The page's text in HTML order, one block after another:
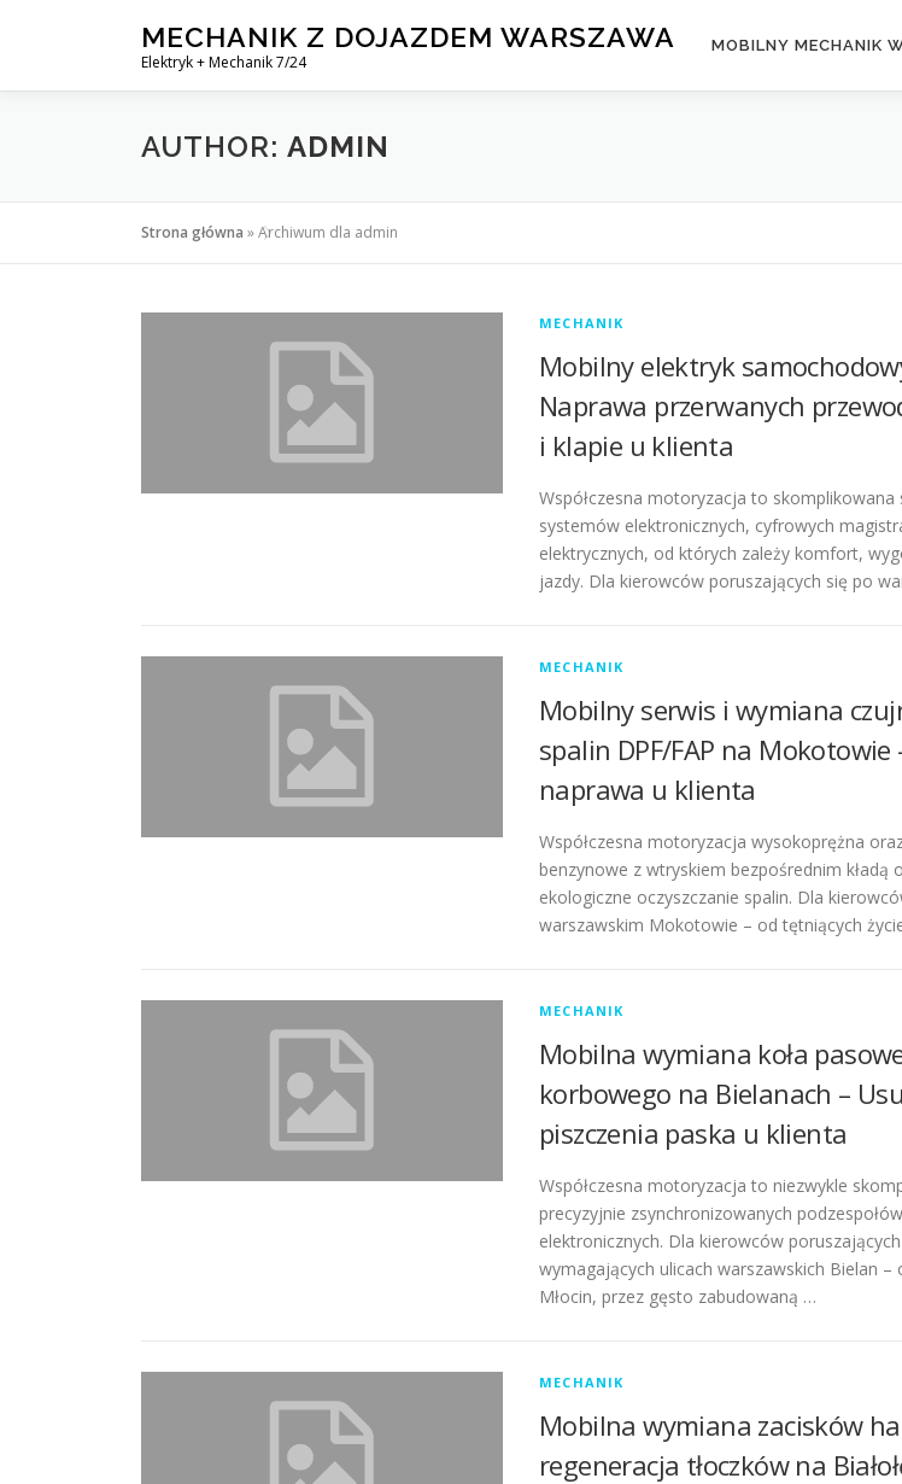
MECHANIK Z DOJAZDEM WARSZAWA
Elektryk + Mechanik 7/24
MOBILNY MECHANIK
AUTHOR: ADMIN
Strona główna »Archiwum dla admin
MECHANIK
Mobilny elektryk
Naprawa przerwanych
i klapie u klienta
Współczesna motoryzacja to skomplikowana
systemów elektronicznych, cyfrowych
elektrycznych, od których zależy komfort,
jazdy. Dla kierowców poruszających się po
MECHANIK
Mobilny serwis i wymiana
spalin DPF/FAP na Mokotowie
naprawa u klienta
Współczesna motoryzacja wysokoprężna
benzynowe z wtryskiem bezpośrednim kładą
ekologiczne oczyszczanie spalin. Dla
warszawskim Mokotowie – od tętniących
MECHANIK
Mobilna wymiana koła
korbowego na Bielanach –
piszczenia paska u klienta
Współczesna motoryzacja to niezwykle
precyzyjnie zsynchronizowanych
elektronicznych. Dla kierowców
wymagających ulicach warszawskich Bielan –
Młocin, przez gęsto zabudowaną …
MECHANIK
Mobilna wymiana zacisków
regeneracja tłoczków na